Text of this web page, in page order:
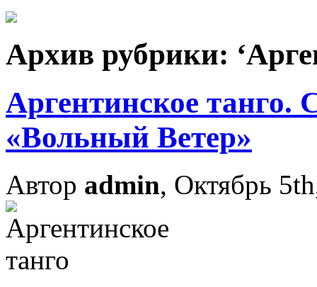
Архив рубрики:
Аргентинское танго.
«Вольный Ветер»
Автор admin, Октябрь